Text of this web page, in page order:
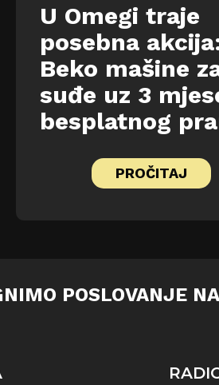
U Omegi traje
posebna
Beko mašine
suđe uz 3
besplatnog
PROČITAJ
POSLOVANJE